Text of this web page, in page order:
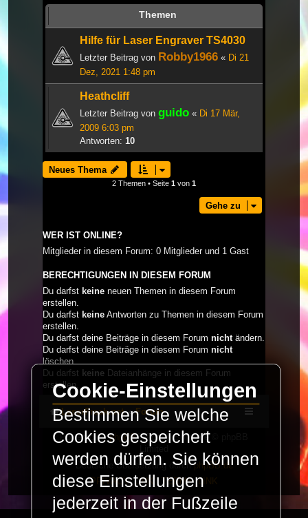
Themen
Hilfe für Laser Engraver TS4030
Letzter Beitrag von Robby1966 « Di 21
Dez, 2021 1:48 pm
Heathcliff
Letzter Beitrag von guido « Di 17 Mär,
2009 6:03 pm
Antworten: 10
Neues Thema
2 Themen • Seite 1 von 1
Gehe zu
WER IST ONLINE?
Mitglieder in diesem Forum: 0 Mitglieder und 1 Gast
BERECHTIGUNGEN IN DIESEM FORUM
Du darfst keine neuen Themen in diesem Forum
erstellen.
Du darfst keine Antworten zu Themen in diesem Forum
erstellen.
Du darfst deine Beiträge in diesem Forum nicht ändern.
Du darfst deine Beiträge in diesem Forum nicht
löschen.
Du darfst keine Dateianhänge in diesem Forum
erstellen.
LaserFreak.net Forum
Powered byphpBB® Forum Software © phpBB
Limited
Deutsche Übersetzung durchphpBB.de
PRIVACY_LINK
TERMS_LINK
Cookie-Einstellungen
Bestimmen Sie welche
Cookies gespeichert
werden dürfen. Sie können
diese Einstellungen
jederzeit in der Fußzeile